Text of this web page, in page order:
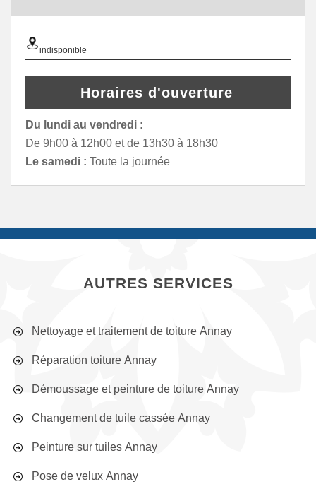
indisponible
Horaires d'ouverture
Du lundi au vendredi :
De 9h00 à 12h00 et de 13h30 à 18h30
Le samedi : Toute la journée
AUTRES SERVICES
Nettoyage et traitement de toiture Annay
Réparation toiture Annay
Démoussage et peinture de toiture Annay
Changement de tuile cassée Annay
Peinture sur tuiles Annay
Pose de velux Annay